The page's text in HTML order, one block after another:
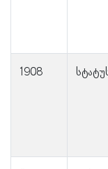
1908